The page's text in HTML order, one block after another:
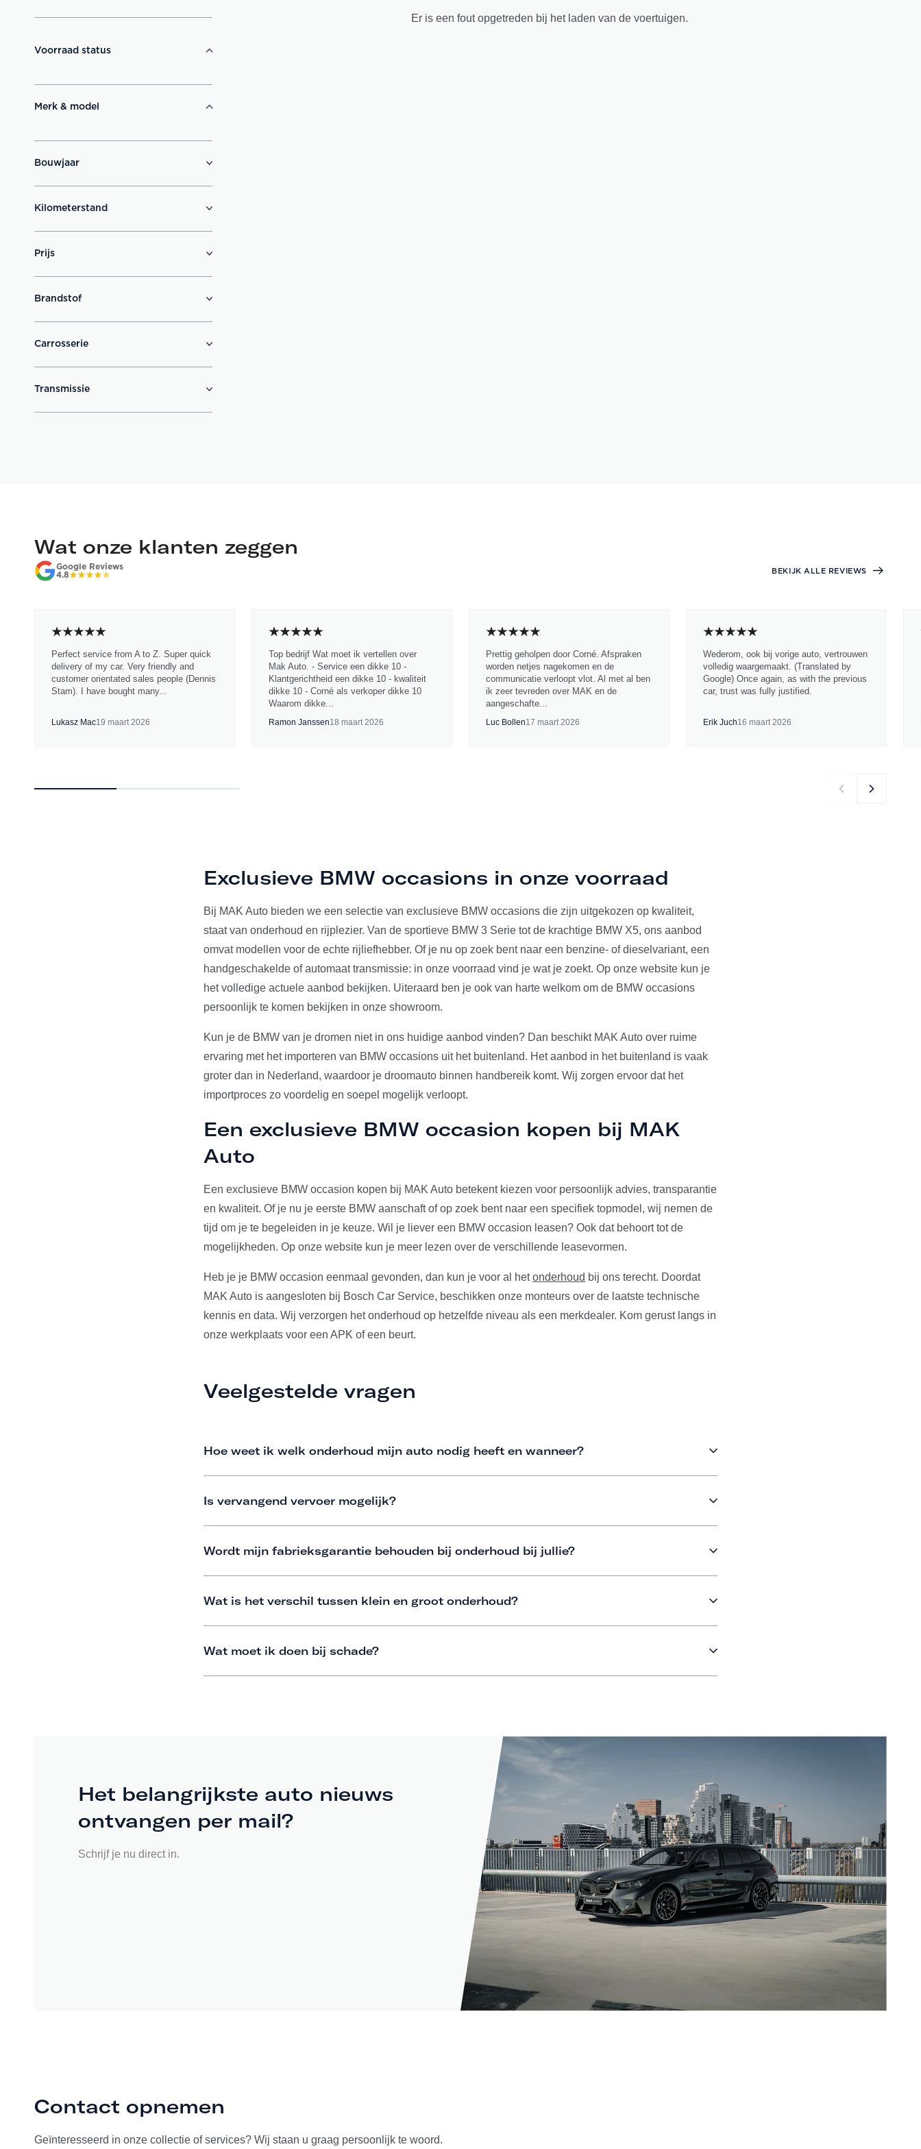
Voorraad status
Merk & model
Bouwjaar
Kilometerstand
Prijs
Brandstof
Carrosserie
Transmissie
Er is een fout opgetreden bij het laden van de voertuigen.
Wat onze klanten zeggen
Google Reviews
4.8
BEKIJK ALLE REVIEWS
Perfect service from A to Z. Super quick
delivery of my car. Very friendly and
customer orientated sales people (Dennis
Stam). I have bought many...
Lukasz Mac19 maart 2026
Top bedrijf Wat moet ik vertellen over
Mak Auto. - Service een dikke 10 -
Klantgerichtheid een dikke 10 - kwaliteit
dikke 10 - Corné als verkoper dikke 10
Waarom dikke...
Ramon Janssen18 maart 2026
Prettig geholpen door Corné. Afspraken
worden netjes nagekomen en de
communicatie verloopt vlot. Al met al ben
ik zeer tevreden over MAK en de
aangeschafte...
Luc Bollen17 maart 2026
Wederom, ook bij vorige auto, vertrouwen
volledig waargemaakt. (Translated by
Google) Once again, as with the previous
car, trust was fully justified.
Erik Juch16 maart 2026
Exclusieve BMW occasions in onze voorraad
Bij MAK Auto bieden we een selectie van exclusieve BMW occasions die zijn uitgekozen op kwaliteit,
staat van onderhoud en rijplezier. Van de sportieve BMW 3 Serie tot de krachtige BMW X5, ons aanbod
omvat modellen voor de echte rijliefhebber. Of je nu op zoek bent naar een benzine- of dieselvariant, een
handgeschakelde of automaat transmissie: in onze voorraad vind je wat je zoekt. Op onze website kun je
het volledige actuele aanbod bekijken. Uiteraard ben je ook van harte welkom om de BMW occasions
persoonlijk te komen bekijken in onze showroom.
Kun je de BMW van je dromen niet in ons huidige aanbod vinden? Dan beschikt MAK Auto over ruime
ervaring met het importeren van BMW occasions uit het buitenland. Het aanbod in het buitenland is vaak
groter dan in Nederland, waardoor je droomauto binnen handbereik komt. Wij zorgen ervoor dat het
importproces zo voordelig en soepel mogelijk verloopt.
Een exclusieve BMW occasion kopen bij MAK
Auto
Een exclusieve BMW occasion kopen bij MAK Auto betekent kiezen voor persoonlijk advies, transparantie
en kwaliteit. Of je nu je eerste BMW aanschaft of op zoek bent naar een specifiek topmodel, wij nemen de
tijd om je te begeleiden in je keuze. Wil je liever een BMW occasion leasen? Ook dat behoort tot de
mogelijkheden. Op onze website kun je meer lezen over de verschillende leasevormen.
Heb je je BMW occasion eenmaal gevonden, dan kun je voor al hetonderhoud bij ons terecht. Doordat
MAK Auto is aangesloten bij Bosch Car Service, beschikken onze monteurs over de laatste technische
kennis en data. Wij verzorgen het onderhoud op hetzelfde niveau als een merkdealer. Kom gerust langs in
onze werkplaats voor een APK of een beurt.
Veelgestelde vragen
Hoe weet ik welk onderhoud mijn auto nodig heeft en wanneer?
Is vervangend vervoer mogelijk?
Wordt mijn fabrieksgarantie behouden bij onderhoud bij jullie?
Wat is het verschil tussen klein en groot onderhoud?
Wat moet ik doen bij schade?
Het belangrijkste auto nieuws
ontvangen per mail?
Schrijf je nu direct in.
Contact opnemen
Geïnteresseerd in onze collectie of services? Wij staan u graag persoonlijk te woord.